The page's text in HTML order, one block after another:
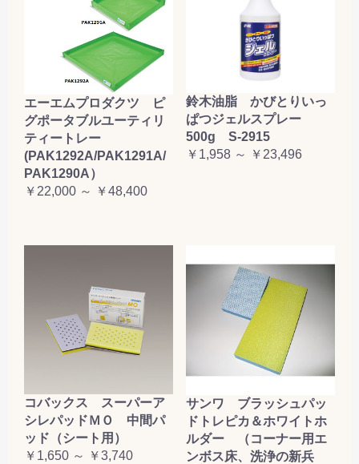
エーエムプロダクツ ピ
グポータブルユーティリ
ティートレー
(PAK1292A/PAK1291A/
PAK1290A）
￥22,000 ～ ￥48,400
鈴木油脂 かびとりいっ
ぱつジェルスプレー
500g S-2915
￥1,958 ～ ￥23,496
コバックス スーパーア
シレパッドＭＯ 中間パ
ッド（シート用）
￥1,650 ～ ￥3,740
サンワ ブラッシュパッ
ドトレピカ＆ホワイトホ
ルダー （コーナー用エ
ンボス床、洗浄の新兵